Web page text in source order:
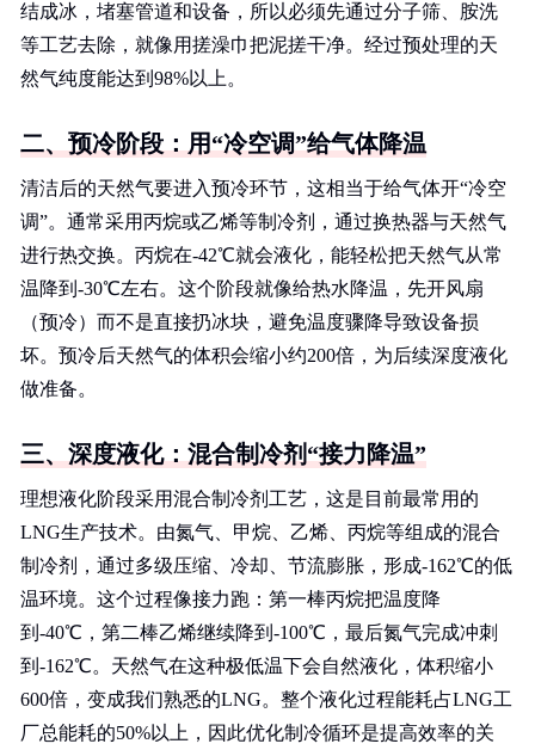
结成冰，堵塞管道和设备，所以必须先通过分子筛、胺洗
等工艺去除，就像用搓澡巾把泥搓干净。经过预处理的天
然气纯度能达到98%以上。
二、预冷阶段：用“冷空调”给气体降温
清洁后的天然气要进入预冷环节，这相当于给气体开“冷空
调”。通常采用丙烷或乙烯等制冷剂，通过换热器与天然气
进行热交换。丙烷在-42℃就会液化，能轻松把天然气从常
温降到-30℃左右。这个阶段就像给热水降温，先开风扇
（预冷）而不是直接扔冰块，避免温度骤降导致设备损
坏。预冷后天然气的体积会缩小约200倍，为后续深度液化
做准备。
三、深度液化：混合制冷剂“接力降温”
理想液化阶段采用混合制冷剂工艺，这是目前最常用的
LNG生产技术。由氮气、甲烷、乙烯、丙烷等组成的混合
制冷剂，通过多级压缩、冷却、节流膨胀，形成-162℃的低
温环境。这个过程像接力跑：第一棒丙烷把温度降
到-40℃，第二棒乙烯继续降到-100℃，最后氮气完成冲刺
到-162℃。天然气在这种极低温下会自然液化，体积缩小
600倍，变成我们熟悉的LNG。整个液化过程能耗占LNG工
厂总能耗的50%以上，因此优化制冷循环是提高效率的关